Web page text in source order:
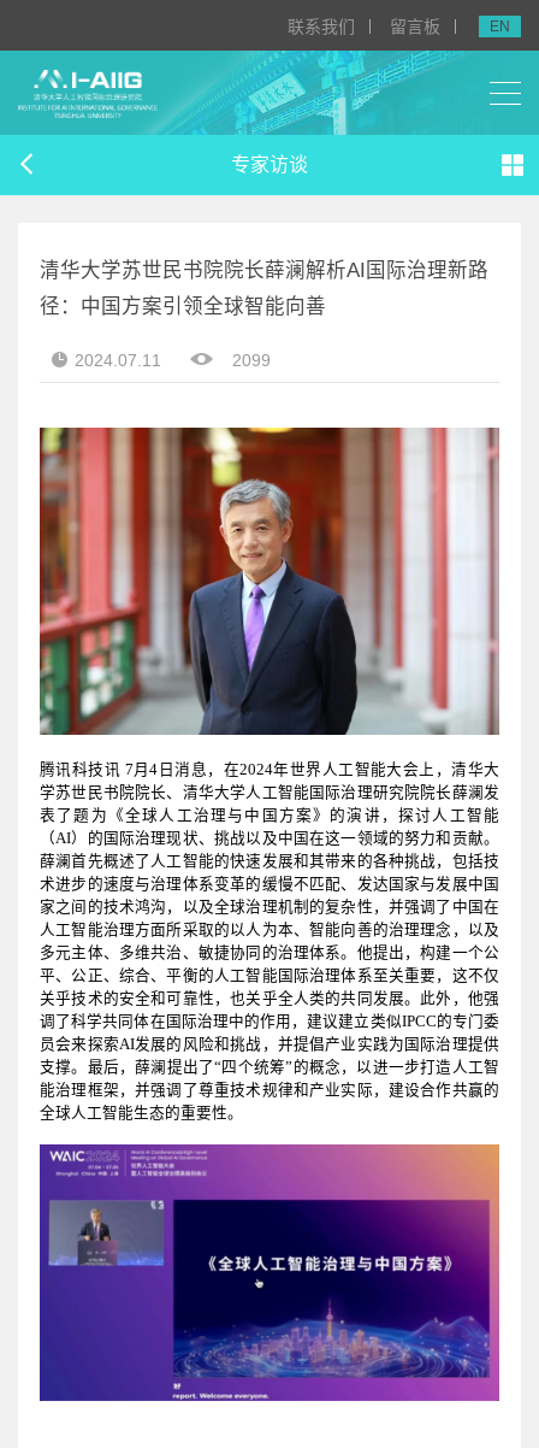
联系我们 留言板 EN
专家访谈
清华大学苏世民书院院长薛澜解析AI国际治理新路
径：中国方案引领全球智能向善
2024.07.11 2099
腾讯科技讯 7月4日消息，在2024年世界人工智能大会上，清华大
学苏世民书院院长、清华大学人工智能国际治理研究院院长薛澜发
表了题为《全球人工治理与中国方案》的演讲，探讨人工智能
（AI）的国际治理现状、挑战以及中国在这一领域的努力和贡献。
薛澜首先概述了人工智能的快速发展和其带来的各种挑战，包括技
术进步的速度与治理体系变革的缓慢不匹配、发达国家与发展中国
家之间的技术鸿沟，以及全球治理机制的复杂性，并强调了中国在
人工智能治理方面所采取的以人为本、智能向善的治理理念，以及
多元主体、多维共治、敏捷协同的治理体系。他提出，构建一个公
平、公正、综合、平衡的人工智能国际治理体系至关重要，这不仅
关乎技术的安全和可靠性，也关乎全人类的共同发展。此外，他强
调了科学共同体在国际治理中的作用，建议建立类似IPCC的专门委
员会来探索AI发展的风险和挑战，并提倡产业实践为国际治理提供
支撑。最后，薛澜提出了“四个统筹”的概念，以进一步打造人工智
能治理框架，并强调了尊重技术规律和产业实际，建设合作共赢的
全球人工智能生态的重要性。